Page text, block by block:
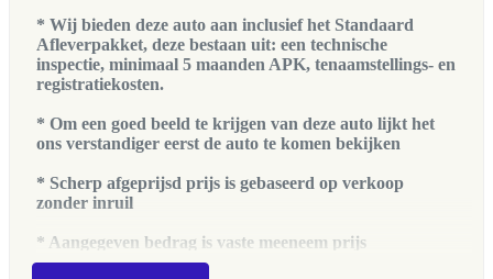
* Wij bieden deze auto aan inclusief het Standaard
Afleverpakket, deze bestaan uit: een technische
inspectie, minimaal 5 maanden APK, tenaamstellings- en
registratiekosten.
* Om een goed beeld te krijgen van deze auto lijkt het
ons verstandiger eerst de auto te komen bekijken
* Scherp afgeprijsd prijs is gebaseerd op verkoop
zonder inruil
* Aangegeven bedrag is vaste meeneem prijs